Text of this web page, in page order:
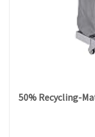
50% Recycling-